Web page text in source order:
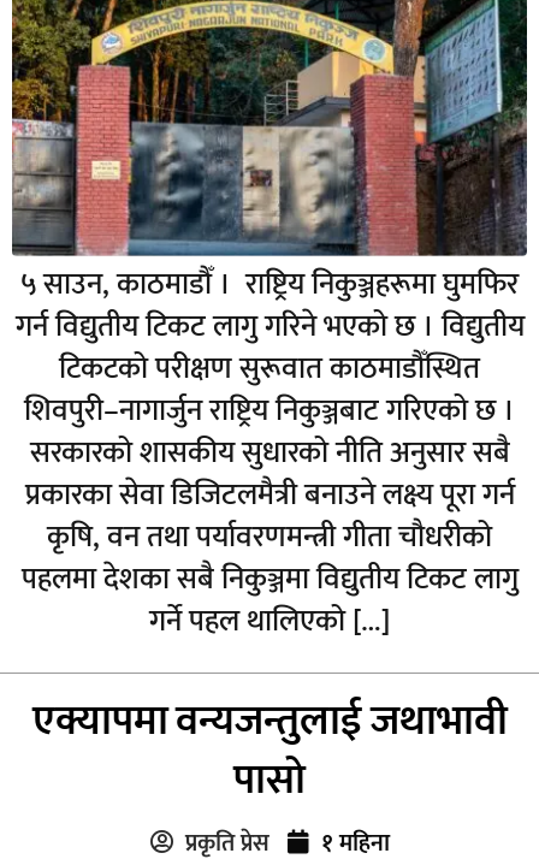
५ साउन, काठमाडौँ । राष्ट्रिय निकुञ्जहरूमा घुमफिर
गर्न विद्युतीय टिकट लागु गरिने भएको छ । विद्युतीय
टिकटको परीक्षण सुरूवात काठमाडौँस्थित
शिवपुरी–नागार्जुन राष्ट्रिय निकुञ्जबाट गरिएको छ ।
सरकारको शासकीय सुधारको नीति अनुसार सबै
प्रकारका सेवा डिजिटलमैत्री बनाउने लक्ष्य पूरा गर्न
कृषि, वन तथा पर्यावरणमन्त्री गीता चौधरीको
पहलमा देशका सबै निकुञ्जमा विद्युतीय टिकट लागु
गर्ने पहल थालिएको […]
एक्यापमा वन्यजन्तुलाई जथाभावी
पासो
प्रकृति प्रेस १ महिना